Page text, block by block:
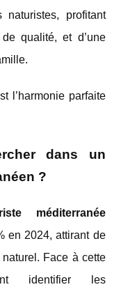
naturistes, profitant
de qualité, et d’une
l’harmonie parfaite
dans un
?
méditerranée
en 2024, attirant de
Face à cette
identifier les